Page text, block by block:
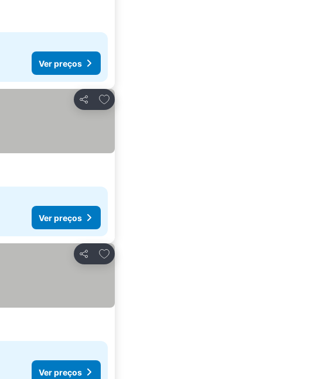
Ver preços
Partilhar
Adicionar aos favoritos
Ver preços
Partilhar
Adicionar aos favoritos
Ver preços